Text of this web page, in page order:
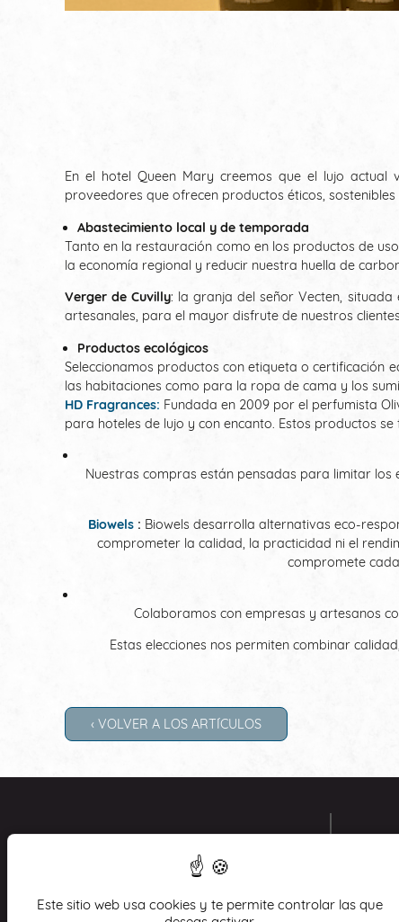
En el hotel Queen Mary creemos que el lujo
proveedores que ofrecen productos éticos,
Abastecimiento local y de temporada
Tanto en la restauración como en los productos de
la economía regional y reducir nuestra huella de
Verger de Cuvilly: la granja del señor Vecten, situada
artesanales, para el mayor disfrute de nuestros
Productos ecológicos
Seleccionamos productos con etiqueta o certificación
las habitaciones como para la ropa de cama y los
HD Fragrances: Fundada en 2009 por el perfumista
para hoteles de lujo y con encanto. Estos productos
Nuestras compras están pensadas para limitar los
Biowels : Biowels desarrolla alternativas eco-
comprometer la calidad, la practicidad ni el
compromete
Colaboramos con empresas y artesanos
Estas elecciones nos permiten combinar
‹ VOLVER A LOS ARTÍCULOS
9
Este sitio web usa cookies y te permite controlar las que